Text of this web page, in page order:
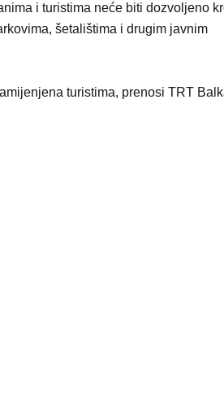
i turistima neće biti dozvoljeno
šetalištima i drugim javnim
turistima, prenosi TRT